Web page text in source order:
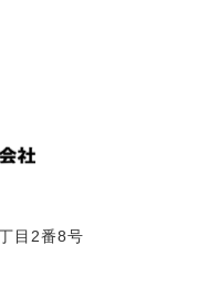
目2番8号